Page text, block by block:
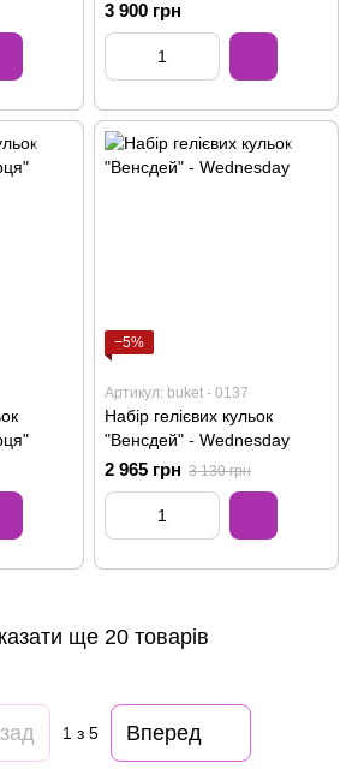
3 900 грн
−5%
Артикул: buket - 0137
Набір гелієвих кульок
"Венсдей" - Wednesday
2 965 грн 3 130 грн
ще 20 товарів
1 з 5 Вперед